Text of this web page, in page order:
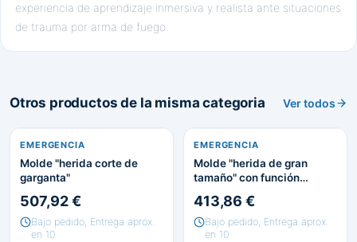
experiencia de aprendizaje inmersiva y realista ante situaciones
de trauma por arma de fuego.
Otros productos de la misma categoria Ver todos
EMERGENCIA
Molde "herida corte de
garganta"
507,92 €
Bajo pedido, Entrega aprox.
en 10
EMERGENCIA
Molde "herida de gran
tamaño" con función
413,86 €
Bajo pedido, Entrega aprox.
en 10